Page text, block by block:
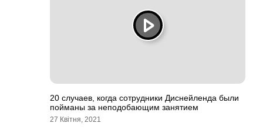
20 случаев, когда сотрудники Диснейленда были
пойманы за неподобающим занятием
27 Квітня, 2021